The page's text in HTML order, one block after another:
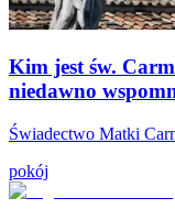
Kim jest św.
niedawno
Świadectwo Matki
pokój